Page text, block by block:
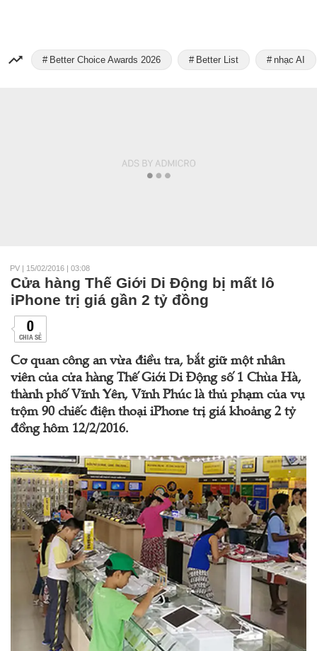
Better Choice Awards 2026 Better List nhạc AI
PV | 15/02/2016 | 03:08
Cửa hàng Thế Giới Di Động bị mất lô
iPhone trị giá gần 2 tỷ đồng
0
CHIA SẺ
Cơ quan công an vừa điều tra, bắt giữ một nhân
viên của cửa hàng Thế Giới Di Động số 1 Chùa Hà,
thành phố Vĩnh Yên, Vĩnh Phúc là thủ phạm của vụ
trộm 90 chiếc điện thoại iPhone trị giá khoảng 2 tỷ
đồng hôm 12/2/2016.